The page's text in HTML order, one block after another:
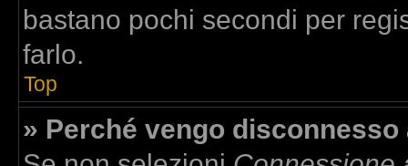
bastano pochi secondi per
farlo.
Top
» Perché vengo